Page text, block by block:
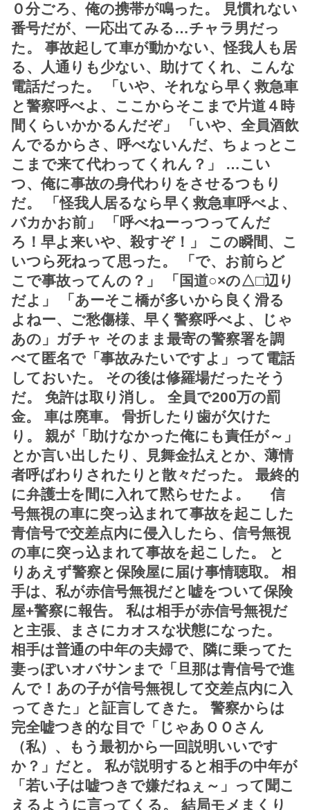
０分ごろ、俺の携帯が鳴った。 見慣れない
番号だが、一応出てみる…チャラ男だっ
た。 事故起して車が動かない、怪我人も居
る、人通りも少ない、助けてくれ、こんな
電話だった。 「いや、それなら早く救急車
と警察呼べよ、ここからそこまで片道４時
間くらいかかるんだぞ」 「いや、全員酒飲
んでるからさ、呼べないんだ、ちょっとこ
こまで来て代わってくれん？」 …こい
つ、俺に事故の身代わりをさせるつもり
だ。 「怪我人居るなら早く救急車呼べよ、
バカかお前」 「呼べねーっつってんだ
ろ！早よ来いや、殺すぞ！」 この瞬間、こ
いつら死ねって思った。 「で、お前らど
こで事故ってんの？」 「国道○×の△□辺り
だよ」 「あーそこ橋が多いから良く滑る
よねー、ご愁傷様、早く警察呼べよ、じゃ
あの」ガチャ そのまま最寄の警察署を調
べて匿名で「事故みたいですよ」って電話
しておいた。 その後は修羅場だったそう
だ。 免許は取り消し。 全員で200万の罰
金。 車は廃車。 骨折したり歯が欠けた
り。 親が「助けなかった俺にも責任が～」
とか言い出したり、見舞金払えとか、薄情
者呼ばわりされたりと散々だった。 最終的
に弁護士を間に入れて黙らせたよ。 信
号無視の車に突っ込まれて事故を起こした
青信号で交差点内に侵入したら、信号無視
の車に突っ込まれて事故を起こした。 と
りあえず警察と保険屋に届け事情聴取。 相
手は、私が赤信号無視だと嘘をついて保険
屋+警察に報告。 私は相手が赤信号無視だ
と主張、まさにカオスな状態になった。
相手は普通の中年の夫婦で、隣に乗ってた
妻っぽいオバサンまで「旦那は青信号で進
んで！あの子が信号無視して交差点内に入
ってきた」と証言してきた。 警察からは
完全嘘つき的な目で「じゃあＯＯさん
（私）、もう最初から一回説明いいです
か？」だと。 私が説明すると相手の中年が
「若い子は嘘つきで嫌だねぇ～」って聞こ
えるように言ってくる。 結局モメまくり